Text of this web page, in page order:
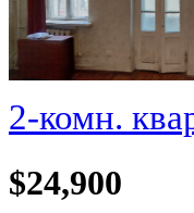
2-комн.
$24,900